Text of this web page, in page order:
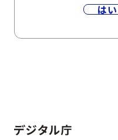
はい
ホーム